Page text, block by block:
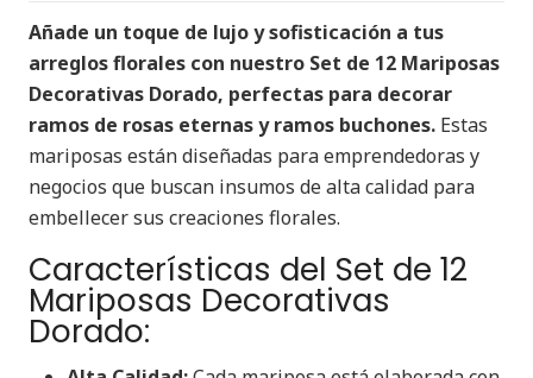
Añade un toque de lujo y sofisticación a tus
arreglos florales con nuestro Set de 12 Mariposas
Decorativas Dorado, perfectas para decorar
ramos de rosas eternas y ramos buchones. Estas
mariposas están diseñadas para emprendedoras y
negocios que buscan insumos de alta calidad para
embellecer sus creaciones florales.
Características del Set de 12
Mariposas Decorativas
Dorado: